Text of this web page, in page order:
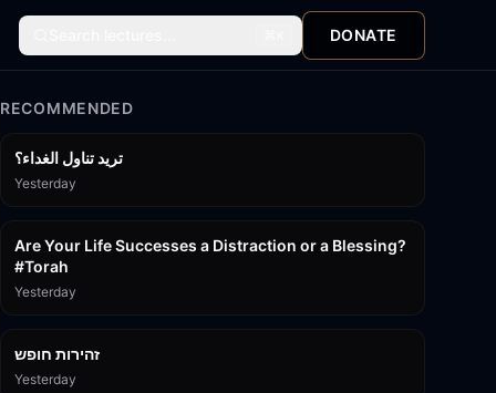
DONATE
RECOMMENDED
تريد تناول الغداء؟
Yesterday
Are Your Life Successes a Distraction or a Blessing?
#Torah
Yesterday
זהירות חופש
Yesterday